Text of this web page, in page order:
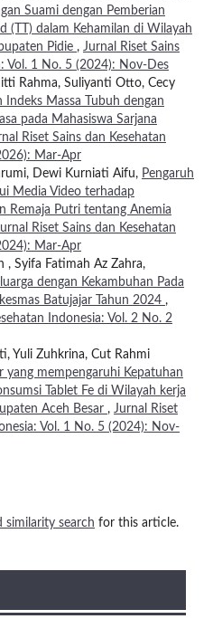
Suami dengan Pemberian
(TT) dalam Kehamilan di Wilayah
Pidie , Jurnal Riset Sains
Vol. 1 No. 5 (2024): Nov-Des
Rahma, Suliyanti Otto, Cecy
Indeks Massa Tubuh dengan
pada Mahasiswa Sarjana
Riset Sains dan Kesehatan
Mar-Apr
Dewi Kurniati Aifu, Pengaruh
Media Video terhadap
Remaja Putri tentang Anemia
Riset Sains dan Kesehatan
Mar-Apr
, Syifa Fatimah Az Zahra,
dengan Kekambuhan Pada
Batujajar Tahun 2024 ,
Indonesia: Vol. 2 No. 2
Yuli Zuhkrina, Cut Rahmi
yang mempengaruhi Kepatuhan
Tablet Fe di Wilayah kerja
Aceh Besar , Jurnal Riset
Vol. 1 No. 5 (2024): Nov-
similarity search for this article.